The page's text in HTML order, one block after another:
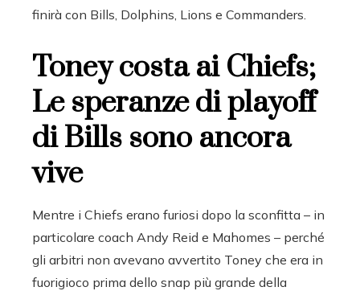
finirà con Bills, Dolphins, Lions e Commanders.
Toney costa ai Chiefs;
Le speranze di playoff
di Bills sono ancora
vive
Mentre i Chiefs erano furiosi dopo la sconfitta – in
particolare coach Andy Reid e Mahomes – perché
gli arbitri non avevano avvertito Toney che era in
fuorigioco prima dello snap più grande della